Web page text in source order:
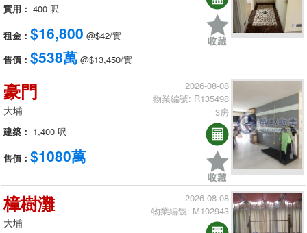
實用： 400 呎
租金： $16,800 @$42/實
售價： $538萬 @$13,450/實
豪門
大埔
建築： 1,400 呎
售價： $1080萬
2026-08-08
物業編號: R135498
3房
樟樹灘
大埔
2026-08-08
物業編號: M102943